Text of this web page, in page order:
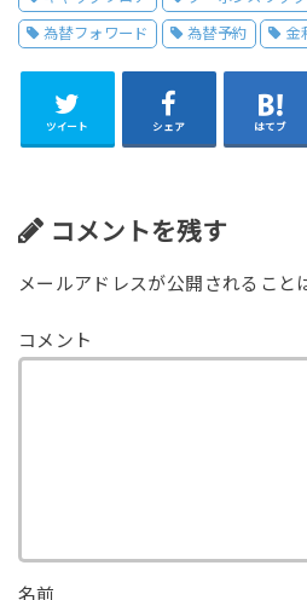
為替フォワード 為替予約 金
ツイート シェア はてブ
コメントを残す
メールアドレスが公開されること
コメント
名前